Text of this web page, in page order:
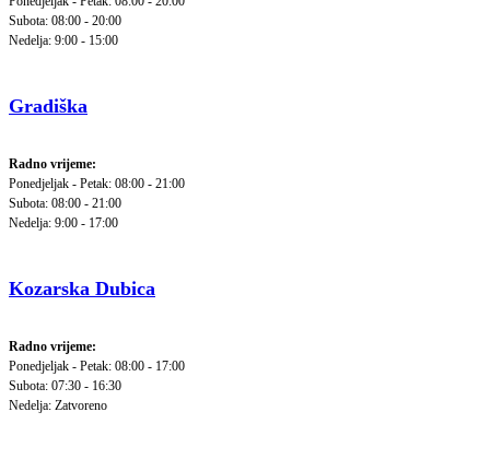
Subota: 08:00 - 20:00
Nedelja: 9:00 - 15:00
Gradiška
Radno vrijeme:
Ponedjeljak - Petak: 08:00 - 21:00
Subota: 08:00 - 21:00
Nedelja: 9:00 - 17:00
Kozarska Dubica
Radno vrijeme:
Ponedjeljak - Petak: 08:00 - 17:00
Subota: 07:30 - 16:30
Nedelja: Zatvoreno